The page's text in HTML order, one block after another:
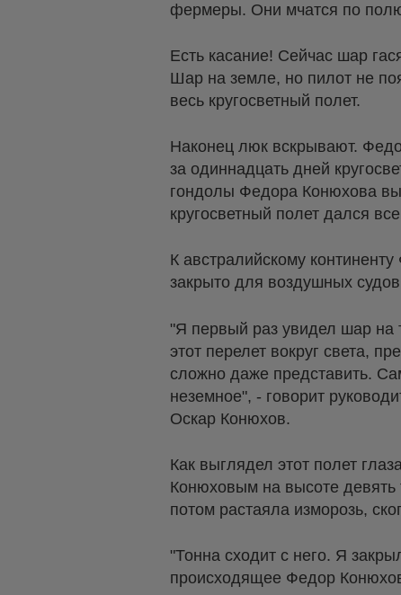
фермеры. Они мчатся по
Есть касание! Сейчас шар
Шар на земле, но пилот не
весь кругосветный полет.
Наконец люк вскрывают.
за одиннадцать дней
гондолы Федора Конюхова
кругосветный полет дался
К австралийскому
закрыто для воздушных
"Я первый раз увидел шар на
этот перелет вокруг света,
сложно даже представить.
неземное", - говорит
Оскар Конюхов.
Как выглядел этот полет
Конюховым на высоте
потом растаяла изморозь,
"Тонна сходит с него. Я
происходящее Федор